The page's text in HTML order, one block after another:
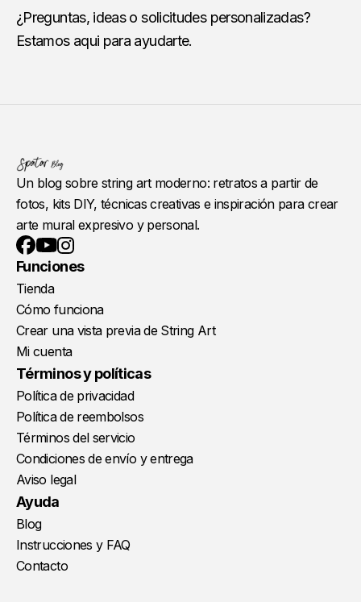
¿Preguntas, ideas o solicitudes personalizadas?
Estamos aqui para ayudarte.
Un blog sobre string art moderno: retratos a partir de
fotos, kits DIY, técnicas creativas e inspiración para crear
arte mural expresivo y personal.
Facebook
YouTube
Instagram
Funciones
Tienda
Cómo funciona
Crear una vista previa de String Art
Mi cuenta
Términos y políticas
Política de privacidad
Política de reembolsos
Términos del servicio
Condiciones de envío y entrega
Aviso legal
Ayuda
Blog
Instrucciones y FAQ
Contacto